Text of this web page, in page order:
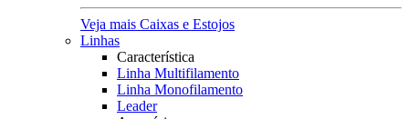
Veja mais Caixas e Estojos
Linhas
Característica
Linha Multifilamento
Linha Monofilamento
Leader